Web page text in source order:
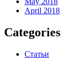
April 2018
Categories
Статьи